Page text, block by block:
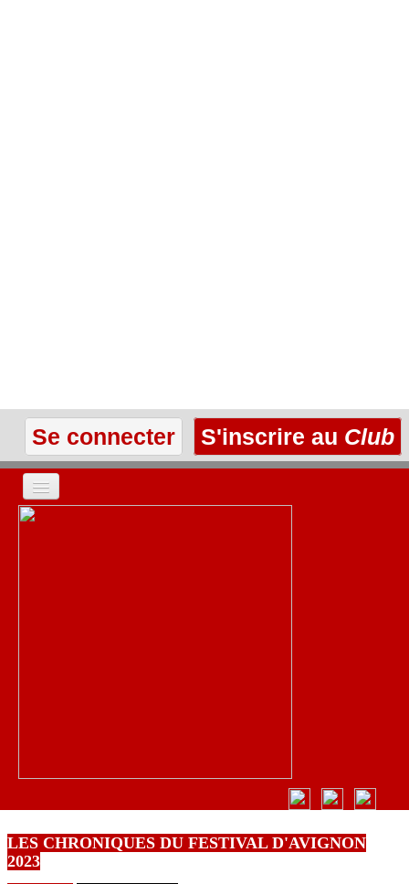
Se connecter S'inscrire au Club
LES CHRONIQUES DU FESTIVAL D'AVIGNON
2023